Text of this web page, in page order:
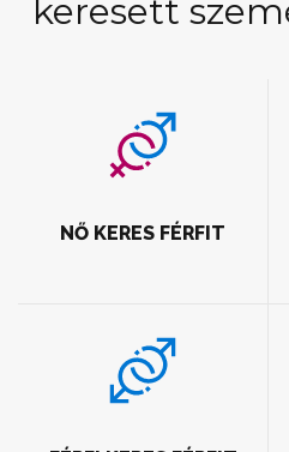
keresett
NŐ KERES FÉRFIT